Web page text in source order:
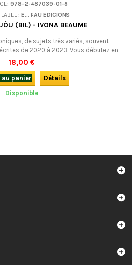
978-2-487039-01-8
: E... RAU EDICIONS
(BIL) - IVONA BEAUME
de sujets très variés, souvent
de 2020 à 2023. Vous débutez en
lecture pour avancer ! Bilingue.
18,00 €
au panier
Détails
Disponible